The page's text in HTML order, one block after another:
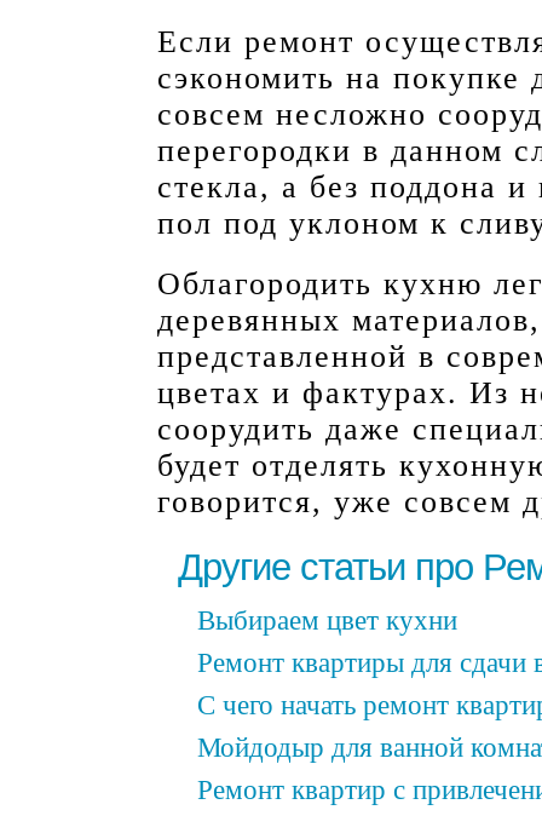
Если ремонт
сэкономить на
совсем несложно
перегородки в данном
стекла, а без поддона
пол под уклоном к
Облагородить кухню
деревянных
представленной в
цветах и фактурах. Из
соорудить даже
будет отделять
говорится, уже совсем
Другие статьи про
Выбираем цвет кухни
Ремонт квартиры для сдачи
С чего начать ремонт
Мойдодыр для ванной
Ремонт квартир с